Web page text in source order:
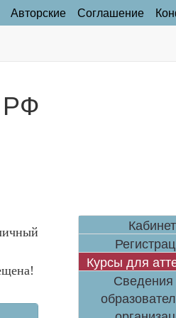
Авторские Соглашение
РФ
Кабинет
Курсы для